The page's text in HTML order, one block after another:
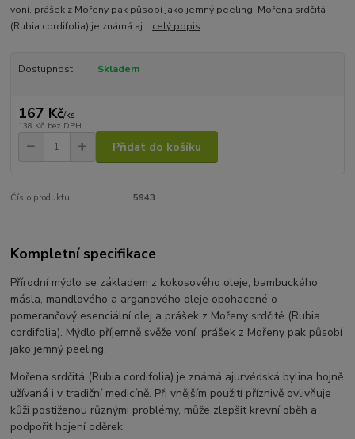
voní, prášek z Mořeny pak působí jako jemný peeling. Mořena srdčitá
(Rubia cordifolia) je známá aj... celý popis
Dostupnost Skladem
167 Kč/ks
138 Kč bez DPH
Přidat do košíku
Číslo produktu: 5943
Kompletní specifikace
Přírodní mýdlo se základem z kokosového oleje, bambuckého
másla, mandlového a arganového oleje obohacené o
pomerančový esenciální olej a prášek z Mořeny srdčité (Rubia
cordifolia). Mýdlo příjemně svěže voní, prášek z Mořeny pak působí
jako jemný peeling.
Mořena srdčitá (Rubia cordifolia) je známá ajurvédská bylina hojně
užívaná i v tradiční medicíně. Při vnějším použití příznivě ovlivňuje
kůži postiženou různými problémy, může zlepšit krevní oběh a
podpořit hojení oděrek.